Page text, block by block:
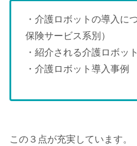
・介護ロボットの導入に
保険サービス系別）
・紹介される介護ロボッ
・介護ロボット導入事例
この３点が充実しています。